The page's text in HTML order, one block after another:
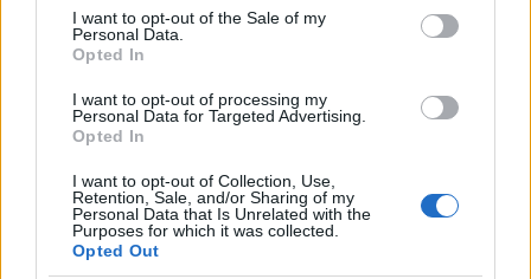
consent section.
I want to opt-out of the Sale of my
Personal Data.
Opted In
I want to opt-out of processing my
Personal Data for Targeted Advertising.
Opted In
I want to opt-out of Collection, Use,
Retention, Sale, and/or Sharing of my
Personal Data that Is Unrelated with the
Purposes for which it was collected.
Opted Out
οδηγός του φορτηγού κατέγραψε τη
σύγκρουση
απολογηθεί την Τρίτη – «Είναι αθώα,
συμμετείχε στη διαδήλωση όπως και
100.000 άτομα»
Σίντνεϊ Τάουλ: Πέθανε σε ηλικία 26 ετών η
σταρ του TikTok – Kατέγραφε τη ζωή της
με τον καρκίνο
Μεταφορές χρημάτων: Πότε μπορεί να